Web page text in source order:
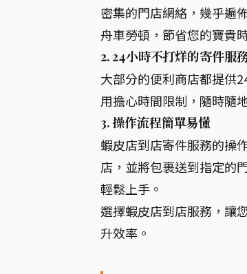
密集的門店網絡，幾乎遍
舟車勞頓，節省您的寶貴
2. 24小時不打烊的寄件服
大部分的便利商店都提供
用擔心時間限制，隨時隨
3. 操作流程簡單易懂
蝦皮店到店寄件服務的操
店，並將包裹送到指定的
輕鬆上手。
選擇蝦皮店到店服務，讓
升效率。